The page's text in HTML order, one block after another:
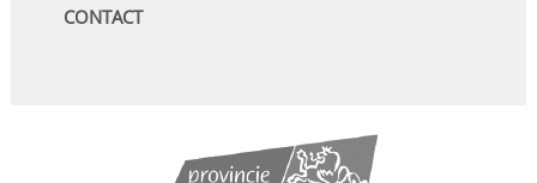
CONTACT